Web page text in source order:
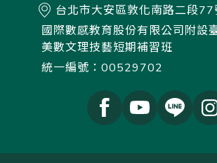
台北市大安區敦化南路二段
國際數感教育股份有限公司附設
美數文理技藝短期補習班
統一編號：00529702